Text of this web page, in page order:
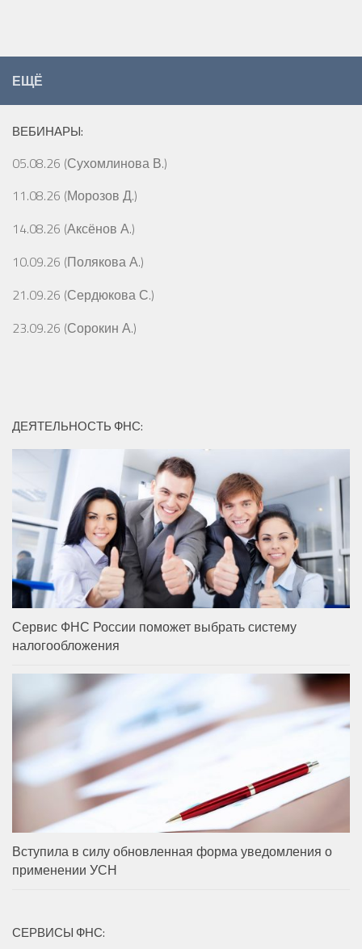
ЕЩЁ
ВЕБИНАРЫ:
05.08.26 (Сухомлинова В.)
11.08.26 (Морозов Д.)
14.08.26 (Аксёнов А.)
10.09.26 (Полякова А.)
21.09.26 (Сердюкова С.)
23.09.26 (Сорокин А.)
ДЕЯТЕЛЬНОСТЬ ФНС:
Сервис ФНС России поможет выбрать систему
налогообложения
Вступила в силу обновленная форма уведомления о
применении УСН
СЕРВИСЫ ФНС: